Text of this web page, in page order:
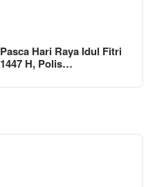
Pasca Hari Raya Idul Fitri
1447 H, Polis…